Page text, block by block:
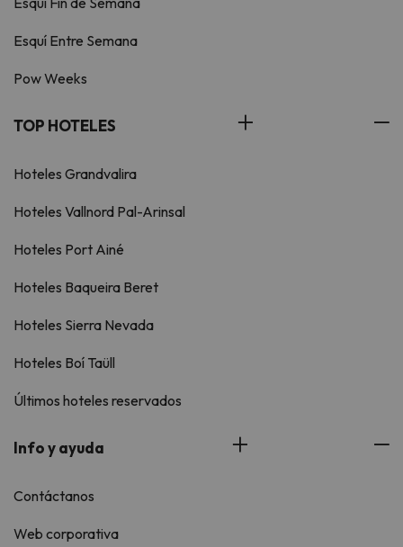
Esquí Entre Semana
Pow Weeks
TOP HOTELES
Hoteles Grandvalira
Hoteles Vallnord Pal-Arinsal
Hoteles Port Ainé
Hoteles Baqueira Beret
Hoteles Sierra Nevada
Hoteles Boí Taüll
Últimos hoteles reservados
Info y ayuda
Contáctanos
Web corporativa